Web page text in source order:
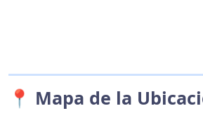
📍 Mapa de la